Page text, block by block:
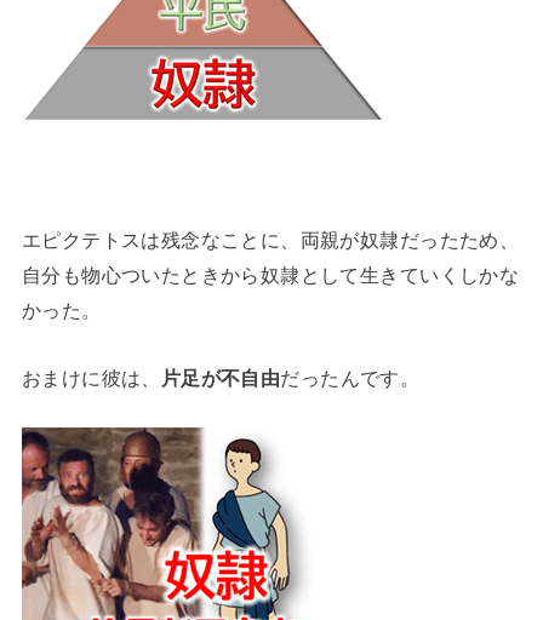
エピクテトスは残念なことに、両親が奴隷だったため、
自分も物心ついたときから奴隷として生きていくしかな
かった。
おまけに彼は、 片足が不自由だったんです。